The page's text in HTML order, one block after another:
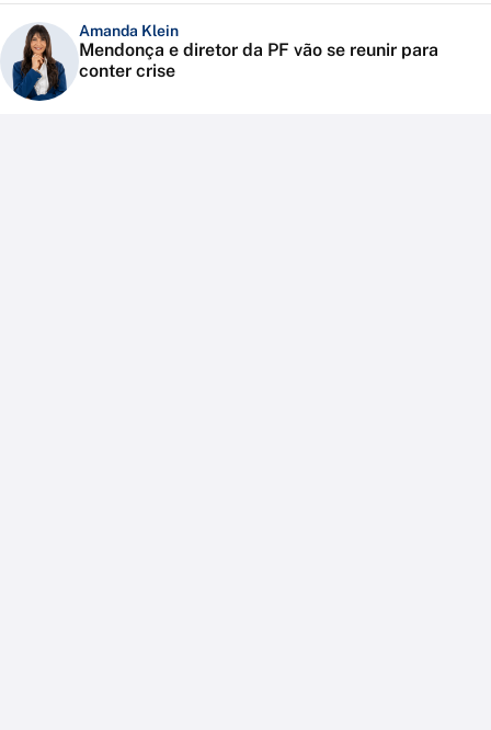
Amanda Klein
Mendonça e diretor da PF vão se reunir para
conter crise